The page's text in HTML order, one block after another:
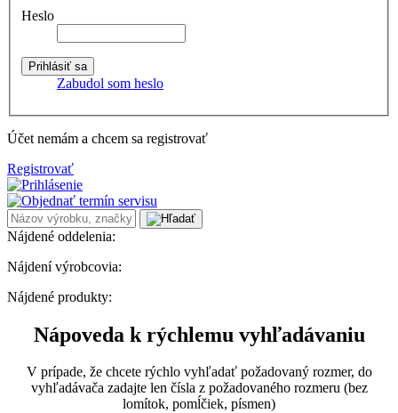
Heslo
Zabudol som heslo
Účet nemám a chcem sa registrovať
Registrovať
Nájdené oddelenia:
Nájdení výrobcovia:
Nájdené produkty:
Nápoveda k rýchlemu vyhľadávaniu
V prípade, že chcete rýchlo vyhľadať požadovaný rozmer, do
vyhľadávača zadajte len čísla z požadovaného rozmeru (bez
lomítok, pomĺčiek, písmen)